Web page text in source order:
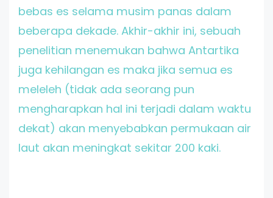
bebas es selama musim panas dalam
beberapa dekade. Akhir-akhir ini, sebuah
penelitian menemukan bahwa Antartika
juga kehilangan es maka jika semua es
meleleh (tidak ada seorang pun
mengharapkan hal ini terjadi dalam waktu
dekat) akan menyebabkan permukaan air
laut akan meningkat sekitar 200 kaki.